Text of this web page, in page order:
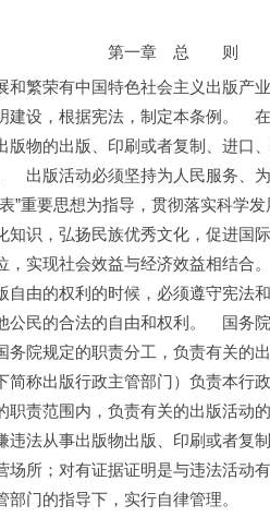
第一章　总　　则
繁荣有中国特色社会主义出版产
设，根据宪法，制定本条例。　
物的出版、印刷或者复制、进口
出版活动必须坚持为人民服务、
”重要思想为指导，贯彻落实科学
知识，弘扬民族优秀文化，促进国
，实现社会效益与经济效益相结合
由的权利的时候，必须遵守宪法
民的合法的自由和权利。　国务
院规定的职责分工，负责有关的
称出版行政主管部门）负责本行
责范围内，负责有关的出版活动
法从事出版物出版、印刷或者复
场所；对有证据证明是与违法活动
门的指导下，实行自律管理。